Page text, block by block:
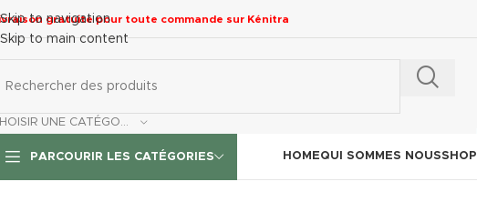
Skip to navigation
Skip to main content
gratuite pour toute commande sur Kénitra
PARCOURIR LES CATÉGORIES HOMEQUI SOMMES NOUSSHOP